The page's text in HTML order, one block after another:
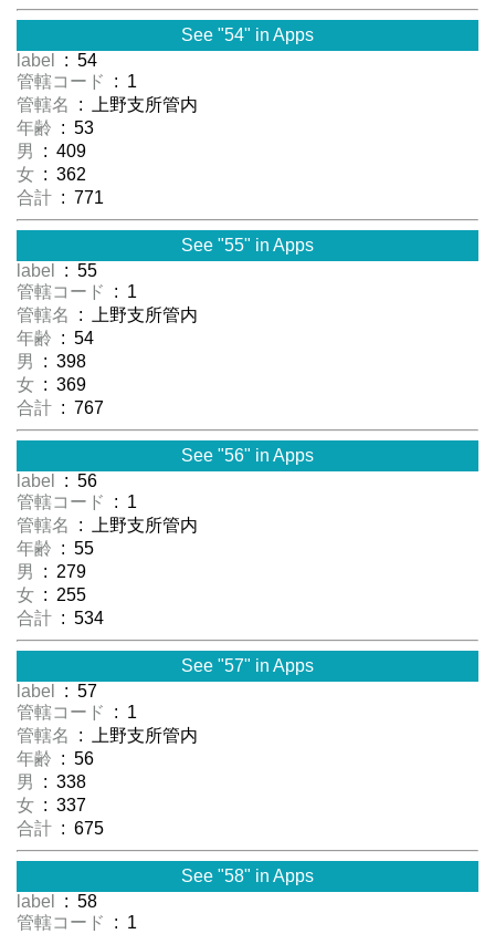
See "54" in Apps
label
: 54
管轄コード
: 1
管轄名
: 上野支所管内
年齢 : 53
男
: 409
女 : 362
合計 : 771
See "55" in Apps
label
: 55
管轄コード
: 1
管轄名
: 上野支所管内
年齢 : 54
男
: 398
女 : 369
合計 : 767
See "56" in Apps
label
: 56
管轄コード
: 1
管轄名
: 上野支所管内
年齢 : 55
男
: 279
女 : 255
合計 : 534
See "57" in Apps
label
: 57
管轄コード
: 1
管轄名
: 上野支所管内
年齢 : 56
男
: 338
女 : 337
合計 : 675
See "58" in Apps
label
: 58
管轄コード
: 1